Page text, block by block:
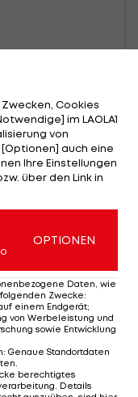
Cookies
im LAOLA1
von
auch eine
Ihre Einstellungen
über den Link in
OPTIONEN
Daten, wie
Zwecke:
einem Endgerät;
von Werbeleistung und
sowie Entwicklung
: Genaue Standortdaten
berechtigtes
Details